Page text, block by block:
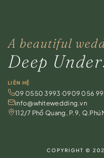
A beautiful
Deep
LIÊN HỆ
09 0550 3993 ·0909 056
info@whitewedding.vn
112/7 Phổ Quang, P.9, Q.Phú
COPYRIGHT ©
WhatsApp
For overseas clients
Instagram
Chat ngay
Trên website, không